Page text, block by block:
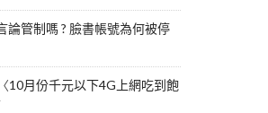
論管制嗎 ? 臉書帳號為何被停
10月份千元以下4G上網吃到飽